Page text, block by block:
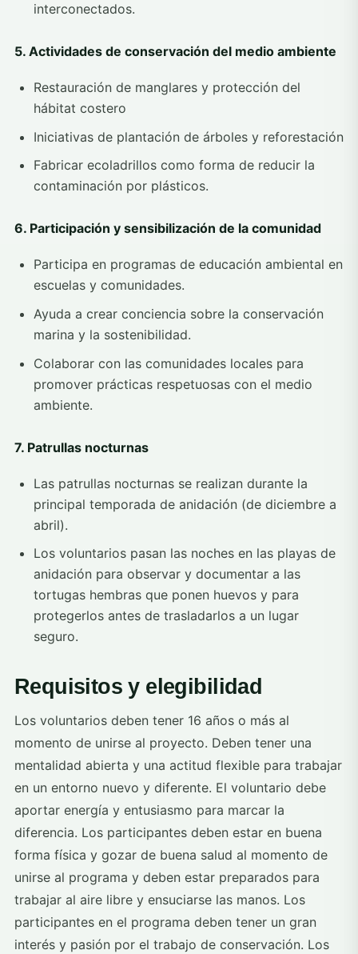
interconectados.
5. Actividades de conservación del medio ambiente
Restauración de manglares y protección del
hábitat costero
Iniciativas de plantación de árboles y reforestación
Fabricar ecoladrillos como forma de reducir la
contaminación por plásticos.
6. Participación y sensibilización de la comunidad
Participa en programas de educación ambiental en
escuelas y comunidades.
Ayuda a crear conciencia sobre la conservación
marina y la sostenibilidad.
Colaborar con las comunidades locales para
promover prácticas respetuosas con el medio
ambiente.
7. Patrullas nocturnas
Las patrullas nocturnas se realizan durante la
principal temporada de anidación (de diciembre a
abril).
Los voluntarios pasan las noches en las playas de
anidación para observar y documentar a las
tortugas hembras que ponen huevos y para
protegerlos antes de trasladarlos a un lugar
seguro.
Requisitos y elegibilidad
Los voluntarios deben tener 16 años o más al
momento de unirse al proyecto. Deben tener una
mentalidad abierta y una actitud flexible para trabajar
en un entorno nuevo y diferente. El voluntario debe
aportar energía y entusiasmo para marcar la
diferencia. Los participantes deben estar en buena
forma física y gozar de buena salud al momento de
unirse al programa y deben estar preparados para
trabajar al aire libre y ensuciarse las manos. Los
participantes en el programa deben tener un gran
interés y pasión por el trabajo de conservación. Los